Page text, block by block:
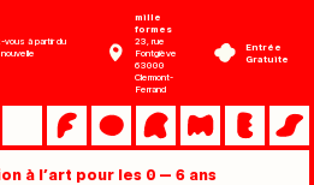
à partir du
mille
formes
23, rue
Fontgiève
63000
Clermont-
Ferrand
Entrée
Gratuite
à l’art pour les 0 — 6 ans